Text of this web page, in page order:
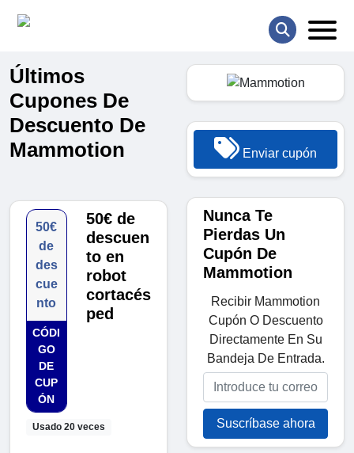
Últimos
Cupones De
Descuento De
Mammotion
50€
de
des
cue
nto
CÓDI
GO
DE
CUP
ÓN
Usado 20 veces
50€ de
descuen
to en
robot
cortacés
ped
Enviar cupón
Nunca Te
Pierdas Un
Cupón De
Mammotion
Recibir Mammotion
Cupón O Descuento
Directamente En Su
Bandeja De Entrada.
Suscríbase ahora